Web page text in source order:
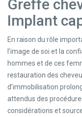
Greffe
Implant
En raison du rôle
l’image de soi et la
hommes et de ces
restauration des
d’immobilisation
attendus des
considérations et